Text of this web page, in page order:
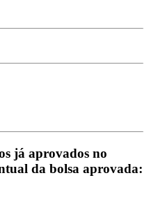
já aprovados no
da bolsa aprovada: